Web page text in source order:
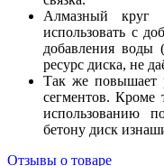
Алмазный
использовать с
добавления воды
ресурс диска, не
Так же повышает
сегментов. Кроме
использованию
бетону диск
Отзывы о товаре